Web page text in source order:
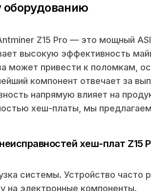
Z15 Pro — это мощный
высокую эффективность
может привести к поломкам,
компонент отвечает за
напрямую влияет на
хеш-платы, мы
хеш-плат Z15
системы. Устройство часто
на электронные компоненты.